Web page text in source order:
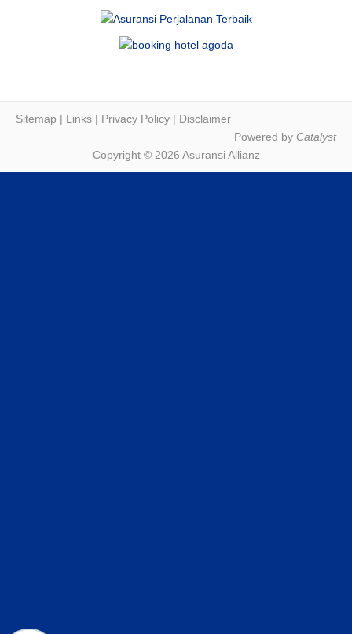
Sitemap | Links | Privacy Policy | Disclaimer
Powered by Catalyst
Copyright © 2026 Asuransi Allianz